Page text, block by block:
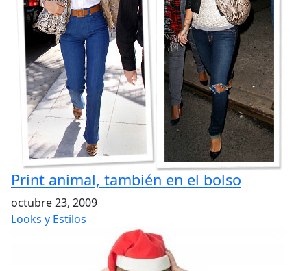
Print animal, también en el bolso
octubre 23, 2009
Looks y Estilos